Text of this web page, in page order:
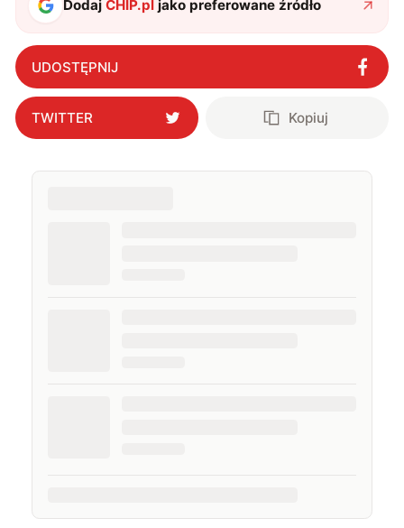
DodajCHIP.pl jako preferowane źródło
UDOSTĘPNIJ
TWITTER Kopiuj